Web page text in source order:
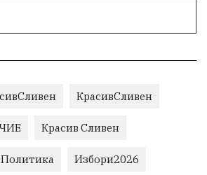
КрасивСливен
Красив Сливен
Политика Избори2026